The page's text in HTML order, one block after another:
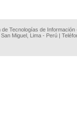
Tecnologías de
Miguel, Lima - Perú |